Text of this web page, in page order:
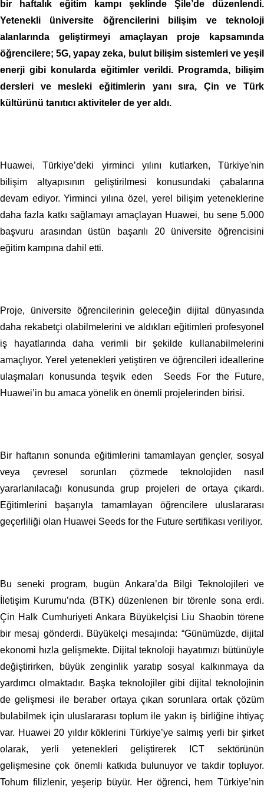
bir haftalık eğitim kampı şeklinde Şile’de düzenlendi.
Yetenekli üniversite öğrencilerini bilişim ve teknoloji
alanlarında geliştirmeyi amaçlayan proje kapsamında
öğrencilere; 5G, yapay zeka, bulut bilişim sistemleri ve yeşil
enerji gibi konularda eğitimler verildi. Programda, bilişim
dersleri ve mesleki eğitimlerin yanı sıra, Çin ve Türk
kültürünü tanıtıcı aktiviteler de yer aldı.
Huawei, Türkiye’deki yirminci yılını kutlarken, Türkiye'nin
bilişim altyapısının geliştirilmesi konusundaki çabalarına
devam ediyor. Yirminci yılına özel, yerel bilişim yeteneklerine
daha fazla katkı sağlamayı amaçlayan Huawei, bu sene 5.000
başvuru arasından üstün başarılı 20 üniversite öğrencisini
eğitim kampına dahil etti.
Proje, üniversite öğrencilerinin geleceğin dijital dünyasında
daha rekabetçi olabilmelerini ve aldıkları eğitimleri profesyonel
iş hayatlarında daha verimli bir şekilde kullanabilmelerini
amaçlıyor. Yerel yetenekleri yetiştiren ve öğrencileri ideallerine
ulaşmaları konusunda teşvik eden Seeds For the Future,
Huawei’in bu amaca yönelik en önemli projelerinden birisi.
Bir haftanın sonunda eğitimlerini tamamlayan gençler, sosyal
veya çevresel sorunları çözmede teknolojiden nasıl
yararlanılacağı konusunda grup projeleri de ortaya çıkardı.
Eğitimlerini başarıyla tamamlayan öğrencilere uluslararası
geçerliliği olan Huawei Seeds for the Future sertifikası veriliyor.
Bu seneki program, bugün Ankara’da Bilgi Teknolojileri ve
İletişim Kurumu’nda (BTK) düzenlenen bir törenle sona erdi.
Çin Halk Cumhuriyeti Ankara Büyükelçisi Liu Shaobin törene
bir mesaj gönderdi. Büyükelçi mesajında: “Günümüzde, dijital
ekonomi hızla gelişmekte. Dijital teknoloji hayatımızı bütünüyle
değiştirirken, büyük zenginlik yaratıp sosyal kalkınmaya da
yardımcı olmaktadır. Başka teknolojiler gibi dijital teknolojinin
de gelişmesi ile beraber ortaya çıkan sorunlara ortak çözüm
bulabilmek için uluslararası toplum ile yakın iş birliğine ihtiyaç
var. Huawei 20 yıldır köklerini Türkiye’ye salmış yerli bir şirket
olarak, yerli yetenekleri geliştirerek ICT sektörünün
gelişmesine çok önemli katkıda bulunuyor ve takdir topluyor.
Tohum filizlenir, yeşerip büyür. Her öğrenci, hem Türkiye’nin